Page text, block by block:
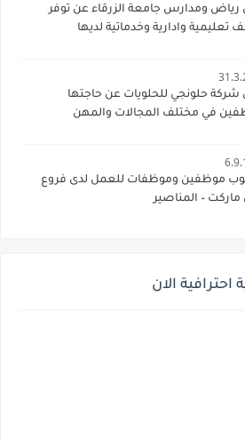
رياض ومدارس جامعة الزرقاء عن توفر
تعليمية وادارية وخدماتية لديها
شركة حلونجي للحلويات عن حاجتها
في مختلف المجالات والمهن
موظفين وموظفات للعمل لدى فروع
ماركت – المناصير
الان